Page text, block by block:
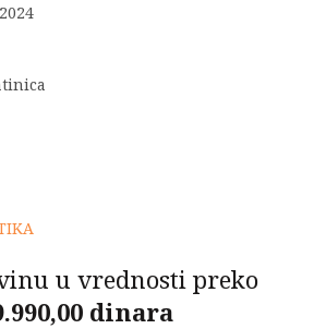
2024
u vrednosti preko
dinara